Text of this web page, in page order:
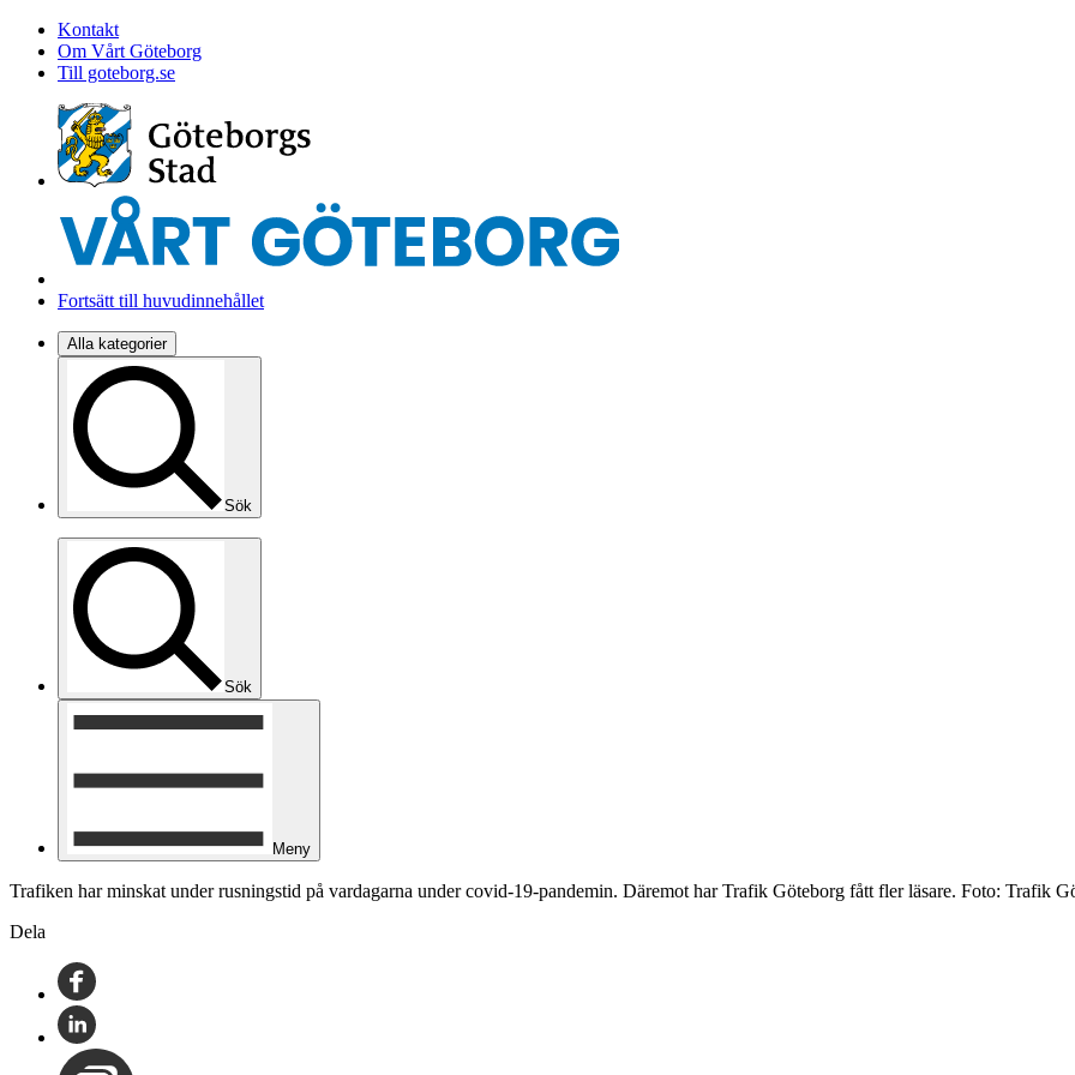
Kontakt
Om Vårt Göteborg
Till goteborg.se
Fortsätt till huvudinnehållet
Alla kategorier
Sök
Sök
Meny
Trafiken har minskat under rusningstid på vardagarna under covid-19-pandemin. Däremot har Trafik Göteborg fått fler läsare. Foto: Trafik
Dela